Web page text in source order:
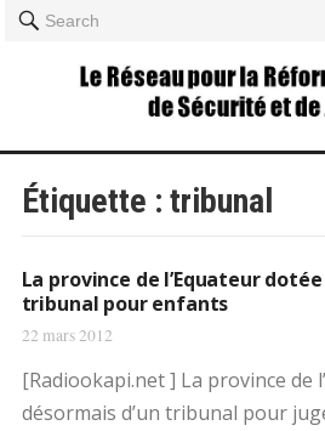
Search
Étiquette : tribunal
La province de l’Equateur
tribunal pour enfants
22 mars 2012
[Radiookapi.net ] La province de
désormais d’un tribunal pour